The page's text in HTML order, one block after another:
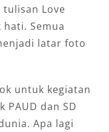
Love
Semua
latar foto
untuk kegiatan
PAUD dan SD
Apa lagi